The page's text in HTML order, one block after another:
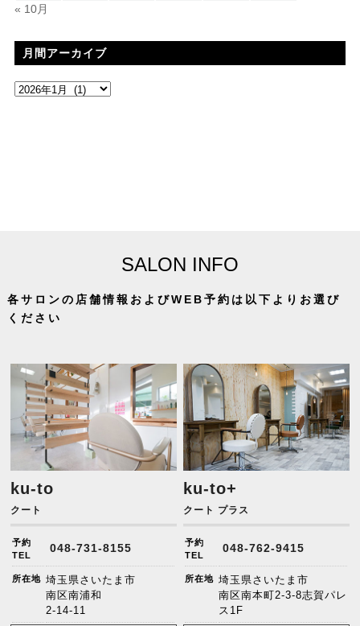
« 10月
月間アーカイブ
SALON INFO
各サロンの店舗情報およびWEB予約は以下よりお選び
ください
ku-to
クート
予約
TEL
048-731-8155
所在地 埼玉県さいたま市
南区南浦和
2-14-11
ku-to+
クート プラス
予約
TEL
048-762-9415
所在地 埼玉県さいたま市
南区南本町2-3-8志賀パレ
ス1F